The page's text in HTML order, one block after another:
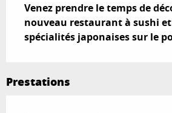
Venez prendre le temps de
nouveau restaurant à sushi
spécialités japonaises sur le
Prestations